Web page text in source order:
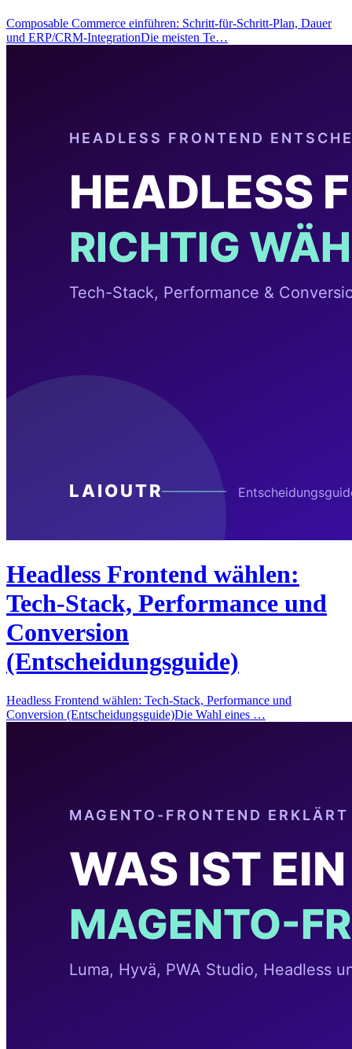
Composable Commerce einführen: Schritt-für-Schritt-Plan, Dauer
und ERP/CRM-IntegrationDie meisten Te…
Headless Frontend wählen:
Tech-Stack, Performance und
Conversion
(Entscheidungsguide)
Headless Frontend wählen: Tech-Stack, Performance und
Conversion (Entscheidungsguide)Die Wahl eines …